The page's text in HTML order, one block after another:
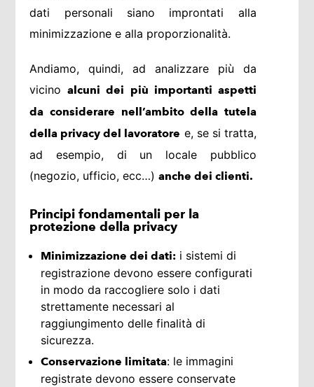
dati personali siano improntati alla
minimizzazione e alla proporzionalità.
Andiamo, quindi, ad analizzare più da
vicinoalcuni dei più importanti aspetti
da considerare nell’ambito della tutela
della privacy del lavoratore e, se si tratta,
ad esempio, di un locale pubblico
(negozio, ufficio, ecc…)anche dei clienti.
Principi fondamentali per la
protezione della privacy
Minimizzazione dei dati: i sistemi di
registrazione devono essere configurati
in modo da raccogliere solo i dati
strettamente necessari al
raggiungimento delle finalità di
sicurezza.
Conservazione limitata: le immagini
registrate devono essere conservate